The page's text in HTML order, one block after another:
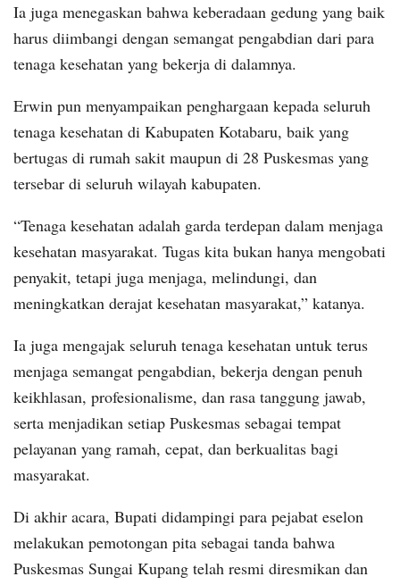
Ia juga menegaskan bahwa keberadaan gedung yang baik
harus diimbangi dengan semangat pengabdian dari para
tenaga kesehatan yang bekerja di dalamnya.
Erwin pun menyampaikan penghargaan kepada seluruh
tenaga kesehatan di Kabupaten Kotabaru, baik yang
bertugas di rumah sakit maupun di 28 Puskesmas yang
tersebar di seluruh wilayah kabupaten.
“Tenaga kesehatan adalah garda terdepan dalam menjaga
kesehatan masyarakat. Tugas kita bukan hanya mengobati
penyakit, tetapi juga menjaga, melindungi, dan
meningkatkan derajat kesehatan masyarakat,” katanya.
Ia juga mengajak seluruh tenaga kesehatan untuk terus
menjaga semangat pengabdian, bekerja dengan penuh
keikhlasan, profesionalisme, dan rasa tanggung jawab,
serta menjadikan setiap Puskesmas sebagai tempat
pelayanan yang ramah, cepat, dan berkualitas bagi
masyarakat.
Di akhir acara, Bupati didampingi para pejabat eselon
melakukan pemotongan pita sebagai tanda bahwa
Puskesmas Sungai Kupang telah resmi diresmikan dan